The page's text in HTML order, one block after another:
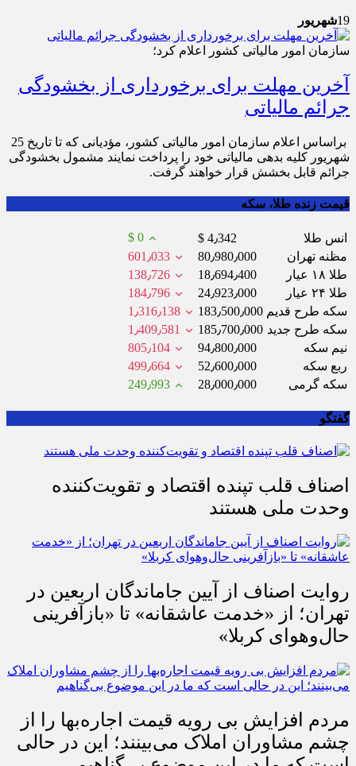
19شهریور
سازمان امور مالیاتی کشور اعلام کرد؛
آخرین مهلت برای برخورداری از بخشودگی
جرائم مالیاتی
براساس اعلام سازمان امور مالیاتی کشور، مؤدیانی که تا تاریخ 25
شهریور کلیه بدهی مالیاتی خود را پرداخت نمایند مشمول بخشودگی
جرائم قابل بخشش قرار خواهند گرفت.
قیمت زنده طلا، سکه
انس طلا $ 4٫342
$ 0
مظنه تهران
80٫980٫000
601٫033
طلا ۱۸ عیار
18٫694٫400
138٫726
طلا ۲۴ عیار
24٫923٫000
184٫796
سکه طرح قدیم 183٫500٫000
1٫316٫138
سکه طرح جدید 185٫700٫000
1٫409٫581
نیم سکه
94٫800٫000
805٫104
ربع سکه
52٫600٫000
499٫664
سکه گرمی
28٫000٫000 249٫993
گفتگو
اصناف قلب تپنده اقتصاد و تقویت‌کننده
وحدت ملی هستند
روایت اصناف از آیین جاماندگان اربعین در
تهران؛ از «خدمت عاشقانه» تا «بازآفرینی
حال‌وهوای کربلا»
مردم افزایش بی رویه قیمت اجاره‌بها را از
چشم مشاوران املاک می‌بینند؛ این در حالی